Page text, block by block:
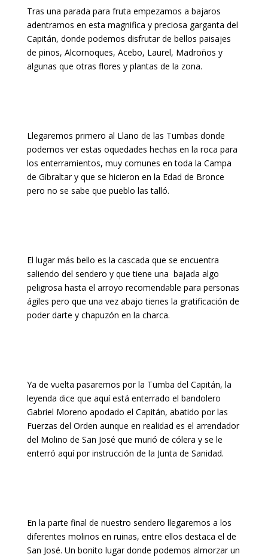
Tras una parada para fruta empezamos a bajaros
adentramos en esta magnifica y preciosa garganta del
Capitán, donde podemos disfrutar de bellos paisajes
de pinos, Alcornoques, Acebo, Laurel, Madroños y
algunas que otras flores y plantas de la zona.
Llegaremos primero al Llano de las Tumbas donde
podemos ver estas oquedades hechas en la roca para
los enterramientos, muy comunes en toda la Campa
de Gibraltar y que se hicieron en la Edad de Bronce
pero no se sabe que pueblo las talló.
El lugar más bello es la cascada que se encuentra
saliendo del sendero y que tiene una bajada algo
peligrosa hasta el arroyo recomendable para personas
ágiles pero que una vez abajo tienes la gratificación de
poder darte y chapuzón en la charca.
Ya de vuelta pasaremos por la Tumba del Capitán, la
leyenda dice que aquí está enterrado el bandolero
Gabriel Moreno apodado el Capitán, abatido por las
Fuerzas del Orden aunque en realidad es el arrendador
del Molino de San José que murió de cólera y se le
enterró aquí por instrucción de la Junta de Sanidad.
En la parte final de nuestro sendero llegaremos a los
diferentes molinos en ruinas, entre ellos destaca el de
San José. Un bonito lugar donde podemos almorzar un